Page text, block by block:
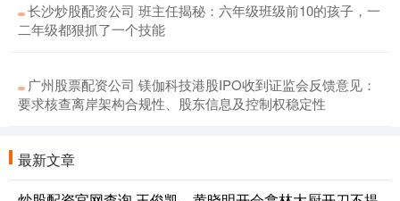
长沙炒股配资公司 班主任揭秘：六年级班级前10的孩子，一
二年级都狠抓了一个技能
广州股票配资公司 镁伽科技港股IPO收到证监会反馈意见：
要求核查离岸架构合规性、股东信息及控制权稳定性
最新文章